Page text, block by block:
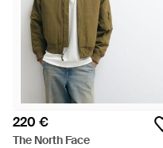
220 €
The North Face